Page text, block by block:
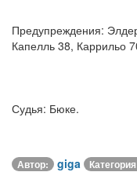
Предупреждения:
Капелль 38, Каррильо
Судья: Бюке.
Автор: giga